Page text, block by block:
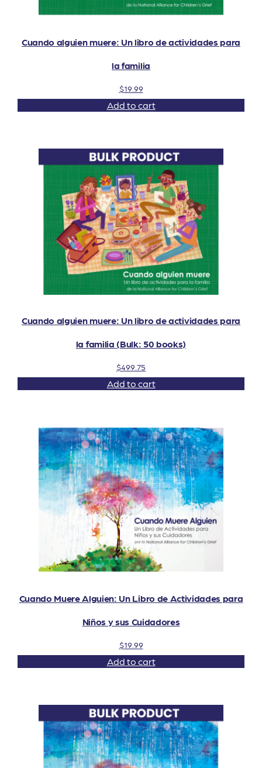
Cuando alguien muere: Un libro de actividades para
la familia
$19.99
Add to cart
Cuando alguien muere: Un libro de actividades para
la familia (Bulk: 50 books)
$499.75
Add to cart
Cuando Muere Alguien: Un Libro de Actividades para
Niños y sus Cuidadores
$19.99
Add to cart